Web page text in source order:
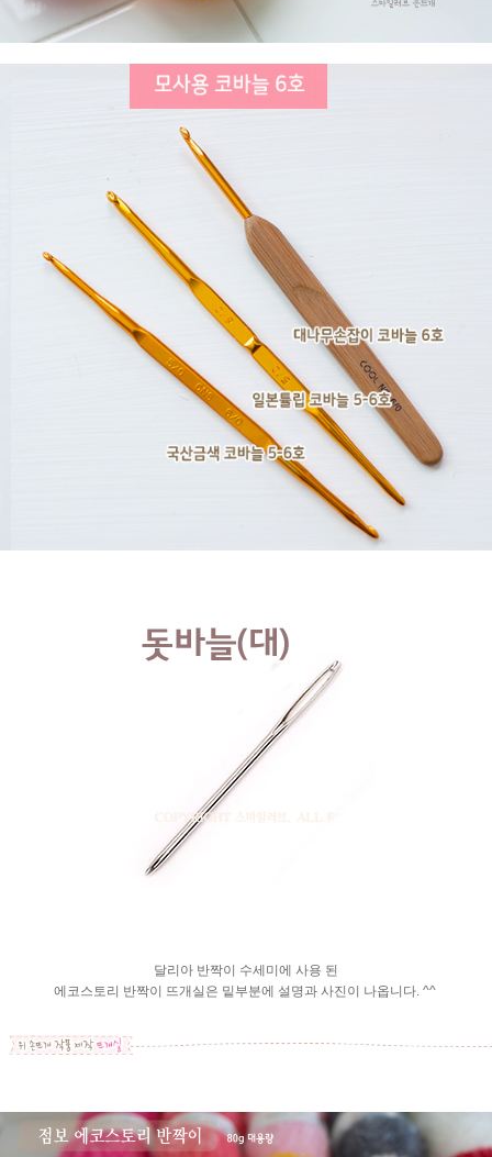
달리아 반짝이 수세미에 사용 된
에코스토리 반짝이 뜨개실은 밑부분에 설명과 사진이 나옵니다. ^^